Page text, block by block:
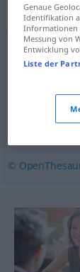
putzen,
©
Genaue
Identifikation
Informationen
Messung von
Entwicklung
Liste der